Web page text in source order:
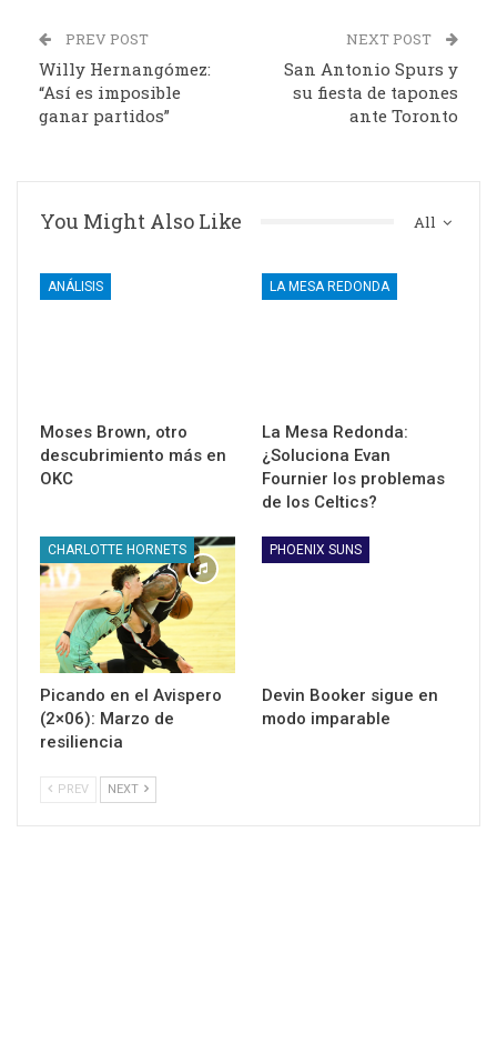
PREV POST
Willy Hernangómez:
“Así es imposible
ganar partidos”
NEXT POST
San Antonio Spurs y
su fiesta de tapones
ante Toronto
All
You Might Also Like
ANÁLISIS
Moses Brown, otro
descubrimiento más en
OKC
LA MESA REDONDA
La Mesa Redonda:
¿Soluciona Evan
Fournier los problemas
de los Celtics?
CHARLOTTE HORNETS
Picando en el Avispero
(2×06): Marzo de
resiliencia
PHOENIX SUNS
Devin Booker sigue en
modo imparable
PREV NEXT